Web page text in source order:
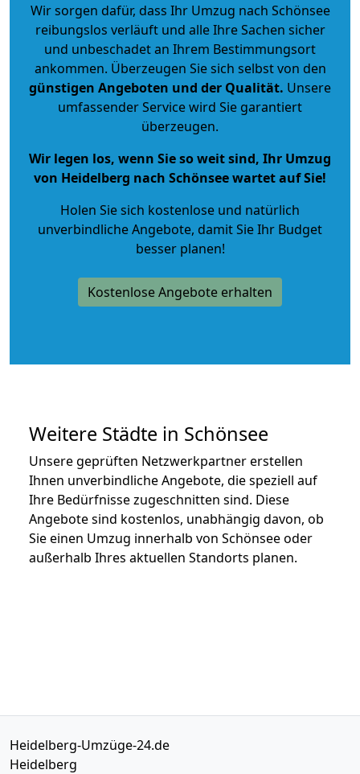
Wir sorgen dafür, dass Ihr Umzug nach Schönsee
reibungslos verläuft und alle Ihre Sachen sicher
und unbeschadet an Ihrem Bestimmungsort
ankommen. Überzeugen Sie sich selbst von den
günstigen Angeboten und der Qualität. Unsere
umfassender Service wird Sie garantiert
überzeugen.
Wir legen los, wenn Sie so weit sind, Ihr Umzug
von Heidelberg nach Schönsee wartet auf Sie!
Holen Sie sich kostenlose und natürlich
unverbindliche Angebote, damit Sie Ihr Budget
besser planen!
Kostenlose Angebote erhalten
Weitere Städte in Schönsee
Unsere geprüften Netzwerkpartner erstellen
Ihnen unverbindliche Angebote, die speziell auf
Ihre Bedürfnisse zugeschnitten sind. Diese
Angebote sind kostenlos, unabhängig davon, ob
Sie einen Umzug innerhalb von Schönsee oder
außerhalb Ihres aktuellen Standorts planen.
Heidelberg-Umzüge-24.de
Heidelberg